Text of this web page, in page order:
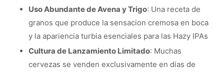
Uso Abundante de Avena y Trigo: Una receta de
granos que produce la sensacion cremosa en boca
y la apariencia turbia esenciales para las Hazy IPAs
Cultura de Lanzamiento Limitado: Muchas
cervezas se venden exclusivamente en dias de